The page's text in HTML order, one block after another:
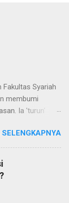
Fakultas Syariah
membumi
Ia 'turun'
hidup dan
dan Nur
dan fungsi
bumi,
apabila
di bumi